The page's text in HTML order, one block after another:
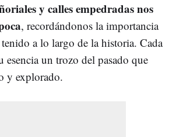
y calles empedradas nos
, recordándonos la importancia
a lo largo de la historia. Cada
esencia un trozo del pasado que
y explorado.